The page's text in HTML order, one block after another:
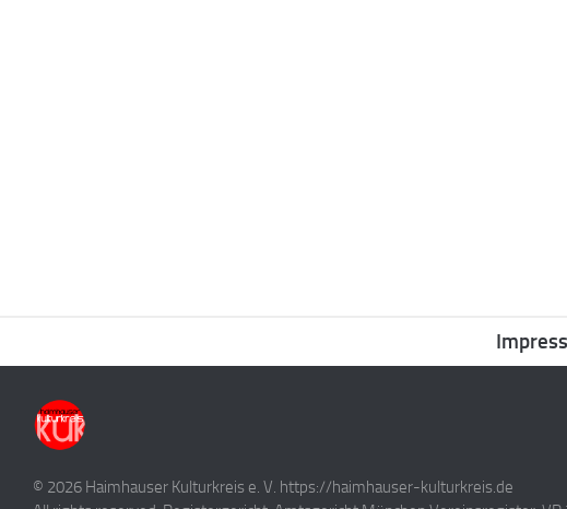
© 2026 Haimhauser Kulturkreis e. V. https://haimhauser-kulturkreis.de